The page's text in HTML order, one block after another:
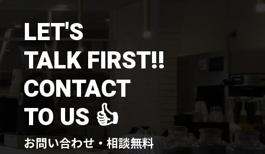
はじめての方
店舗内装工事.comの強み
施工までの流れ
コラムを読む
お客様のこえ
LET'S
TALK FIRST!!
CONTACT
TO US 👍
お問い合わせ・相談無料